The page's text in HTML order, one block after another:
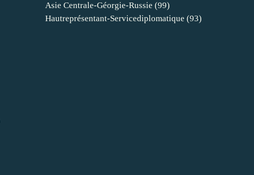
Asie Centrale-Géorgie-Russie (99)
Hautreprésentant-Servicediplomatique (93)